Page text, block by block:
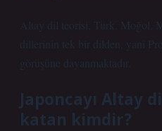
Altay dil teorisi, Türk, Moğol,
dillerinin tek bir dilden, yani
görüşüne dayanmaktadır.
Japoncayı Altay
katan kimdir?